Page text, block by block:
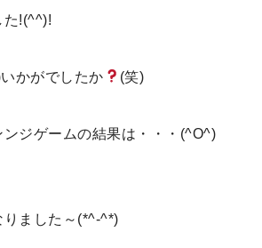
た!(^^)!
かがでしたか (笑)
ジゲームの結果は・・・(^O^)
りました～(*^-^*)